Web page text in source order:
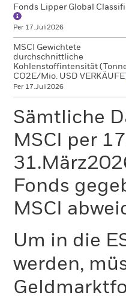
Fonds Lipper Global
Per 17.Juli2026
MSCI Gewichtete
durchschnittliche
Kohlenstoffintensität
CO2E/Mio. USD
Per 17.Juli2026
Sämtliche
MSCI per
Fonds
MSCI
Um in die
werden,